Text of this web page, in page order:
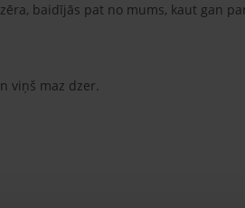
baidījās pat no mums, kaut gan
viņš maz dzer.